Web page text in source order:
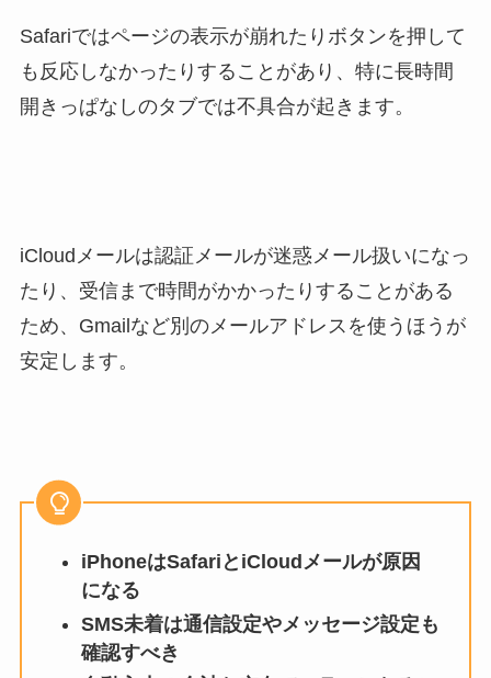
Safariではページの表示が崩れたりボタンを押して
も反応しなかったりすることがあり、特に長時間
開きっぱなしのタブでは不具合が起きます。
iCloudメールは認証メールが迷惑メール扱いになっ
たり、受信まで時間がかかったりすることがある
ため、Gmailなど別のメールアドレスを使うほうが
安定します。
iPhoneはSafariとiCloudメールが原因
になる
SMS未着は通信設定やメッセージ設定も
確認すべき